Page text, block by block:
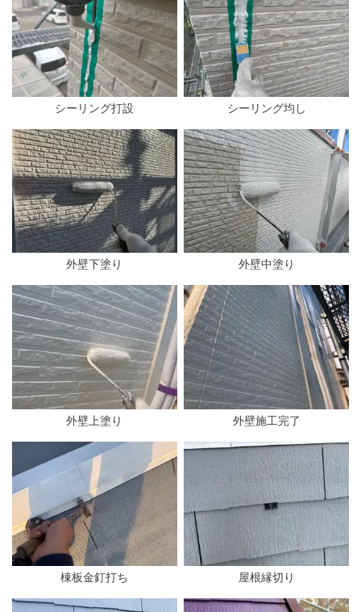
シーリング打設 シーリング均し
外壁下塗り 外壁中塗り
外壁上塗り 外壁施工完了
棟板金釘打ち 屋根縁切り